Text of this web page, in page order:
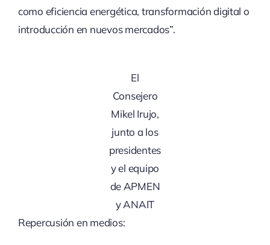
como eficiencia energética, transformación digital o
introducción en nuevos mercados”.
El
Consejero
Mikel Irujo,
junto a los
presidentes
y el equipo
de APMEN
y ANAIT
Repercusión en medios: